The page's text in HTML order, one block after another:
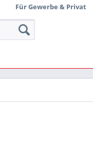
Für Gewerbe & Privat